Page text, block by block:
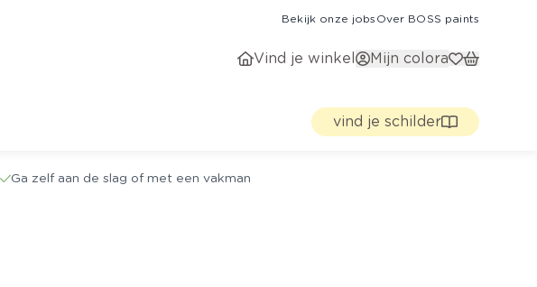
Bekijk onze jobs Over BOSS paints
Vind je winkel Mijn colora
vind je schilder
Ga zelf aan de slag of met een vakman